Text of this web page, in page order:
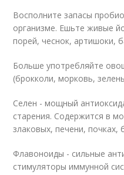
Восполните запасы
организме. Ешьте живые
порей, чеснок, артишоки,
Больше употребляйте
(брокколи, морковь,
Селен - мощный
старения. Содержится в
злаковых, печени, почках,
Флавоноиды - сильные
стимуляторы иммунной